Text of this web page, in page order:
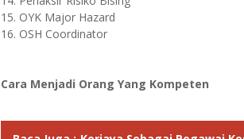
15. OYK Major Hazard
16. OSH Coordinator
Cara Menjadi Orang Yang Kompeten